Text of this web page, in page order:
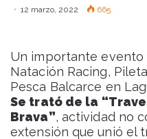
12 marzo, 2022 665
Un importante evento
Natación Racing,
Pesca Balcarce en
Se trató de la
Brava”, actividad no
extensión que unió el